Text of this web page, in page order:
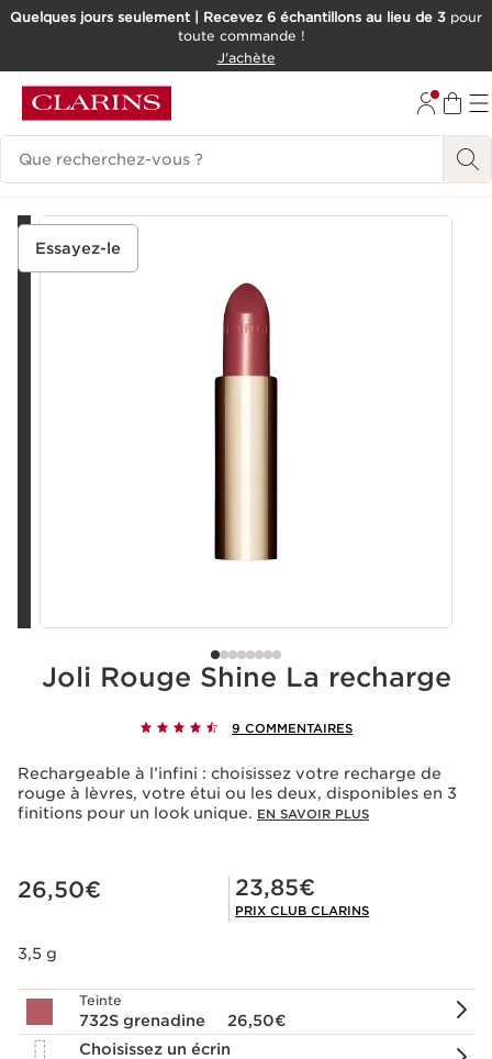
ALLER AU CONTENU
Quelques jours seulement | Recevez 6 échantillons au lieu de 3 pour
toute commande !
J'achète
Historique des recherches
Essayez-le
Joli Rouge Shine La recharge
9 COMMENTAIRES
Rechargeable à l’infini : choisissez votre recharge de
rouge à lèvres, votre étui ou les deux, disponibles en 3
finitions pour un look unique. EN SAVOIR PLUS
Nouveau prix 26,50€
26,50€ Prix Club Clarins 23,85€
23,85€
PRIX CLUB CLARINS
3,5 g
Teinte
732S grenadine
26,50€
Choisissez un écrin